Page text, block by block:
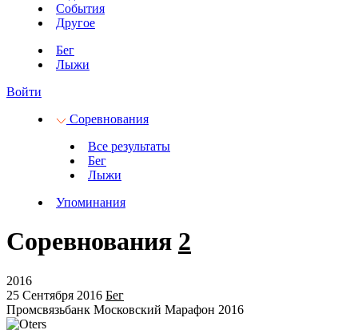
События
Другое
Бег
Лыжи
Войти
Соревнования
Все результаты
Бег
Лыжи
Упоминания
Соревнования 2
2016
25 Сентября 2016 Бег
Промсвязьбанк Московский Марафон 2016